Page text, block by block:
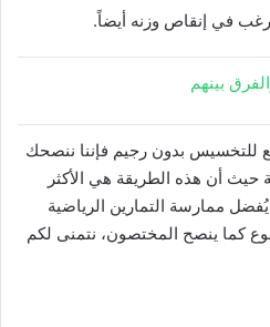
في إنقاص وزنه أيضاً.
بينهم
للتخسيس بدون رجيم فإننا ننصحك
حيث أن هذه الطريقة هي الأكثر
ممارسة التمارين الرياضية
في الأسبوع كما ينصح المختصون، نتمنى لكم